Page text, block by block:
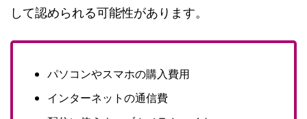
して認められる可能性があります。
パソコンやスマホの購入費用
インターネットの通信費